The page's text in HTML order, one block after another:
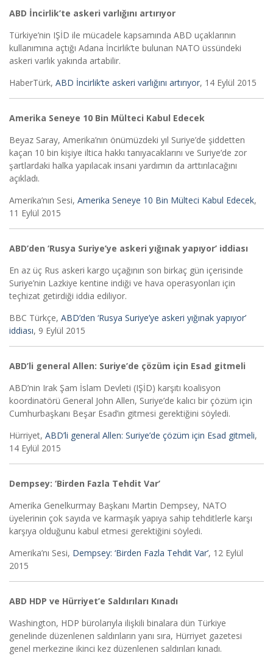
ABD İncirlik’te askeri varlığını artırıyor
Türkiye’nin IŞİD ile mücadele kapsamında ABD uçaklarının
kullanımına açtığı Adana İncirlik’te bulunan NATO üssündeki
askeri varlık yakında artabilir.
HaberTürk, ABD İncirlik’te askeri varlığını artırıyor, 14 Eylül 2015
Amerika Seneye 10 Bin Mülteci Kabul Edecek
Beyaz Saray, Amerika’nın önümüzdeki yıl Suriye’de şiddetten
kaçan 10 bin kişiye iltica hakkı tanıyacaklarını ve Suriye’de zor
şartlardaki halka yapılacak insani yardımın da arttırılacağını
açıkladı.
Amerika’nın Sesi, Amerika Seneye 10 Bin Mülteci Kabul Edecek,
11 Eylül 2015
ABD’den ‘Rusya Suriye’ye askeri yığınak yapıyor’ iddiası
En az üç Rus askeri kargo uçağının son birkaç gün içerisinde
Suriye’nin Lazkiye kentine indiği ve hava operasyonları için
teçhizat getirdiği iddia ediliyor.
BBC Türkçe, ABD’den ‘Rusya Suriye’ye askeri yığınak yapıyor’
iddiası, 9 Eylül 2015
ABD’li general Allen: Suriye’de çözüm için Esad gitmeli
ABD’nin Irak Şam İslam Devleti (IŞİD) karşıtı koalisyon
koordinatörü General John Allen, Suriye’de kalıcı bir çözüm için
Cumhurbaşkanı Beşar Esad’ın gitmesi gerektiğini söyledi.
Hürriyet, ABD’li general Allen: Suriye’de çözüm için Esad gitmeli,
14 Eylül 2015
Dempsey: ‘Birden Fazla Tehdit Var’
Amerika Genelkurmay Başkanı Martin Dempsey, NATO
üyelerinin çok sayıda ve karmaşık yapıya sahip tehditlerle karşı
karşıya olduğunu kabul etmesi gerektiğini söyledi.
Amerika’nı Sesi, Dempsey: ‘Birden Fazla Tehdit Var’, 12 Eylül
2015
ABD HDP ve Hürriyet’e Saldırıları Kınadı
Washington, HDP bürolarıyla ilişkili binalara dün Türkiye
genelinde düzenlenen saldırıların yanı sıra, Hürriyet gazetesi
genel merkezine ikinci kez düzenlenen saldırıları kınadı.